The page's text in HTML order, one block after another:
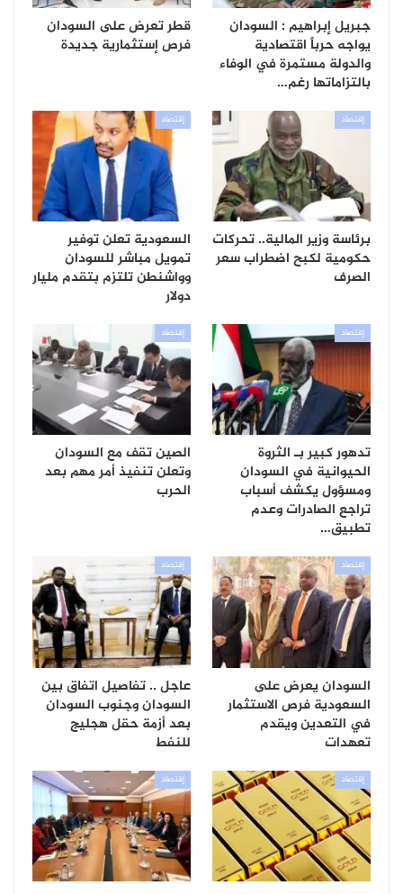
جبريل إبراهيم : السودان
يواجه حرباً اقتصادية
والدولة مستمرة في الوفاء
بالتزاماتها رغم…
قطر تعرض على السودان
فرص إستثمارية جديدة
إقتصاد
برئاسة وزير المالية.. تحركات
حكومية لكبح اضطراب سعر
الصرف
إقتصاد
السعودية تعلن توفير
تمويل مباشر للسودان
وواشنطن تلتزم بتقدم مليار
دولار
إقتصاد
تدهور كبير بـ الثروة
الحيوانية في السودان
ومسؤول يكشف أسباب
تراجع الصادرات وعدم
تطبيق…
إقتصاد
الصين تقف مع السودان
وتعلن تنفيذ أمر مهم بعد
الحرب
إقتصاد
السودان يعرض على
السعودية فرص الاستثمار
في التعدين ويقدم
تعهدات
إقتصاد
عاجل .. تفاصيل اتفاق بين
السودان وجنوب السودان
بعد أزمة حقل هجليج
للنفط
إقتصاد إقتصاد